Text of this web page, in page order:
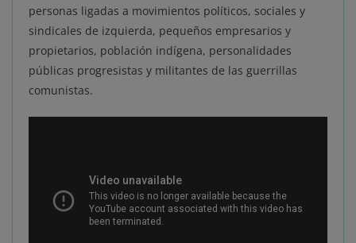
personas ligadas a movimientos políticos, sociales y
sindicales de izquierda, pequeños empresarios y
propietarios, población indígena, personalidades
públicas progresistas y militantes de las guerrillas
comunistas.